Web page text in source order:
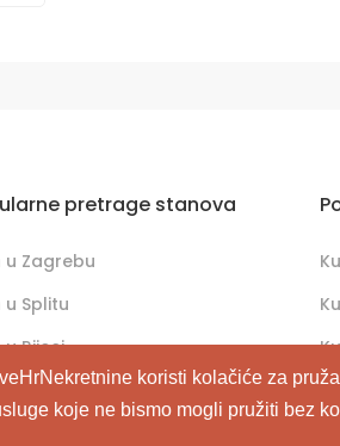
koristi kolačiće za
koje ne bismo mogli pružiti bez
pretrage stanova
u Zagrebu
u Splitu
Rijeci